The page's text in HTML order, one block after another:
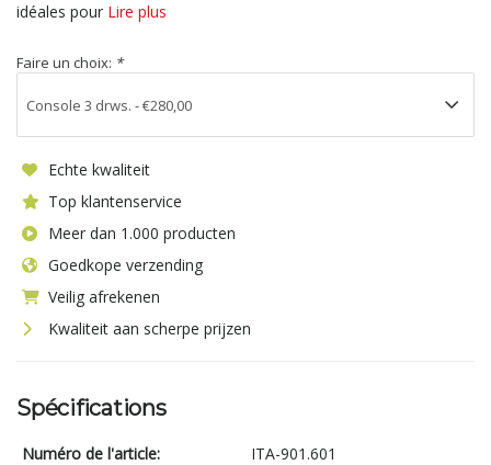
idéales pour Lire plus
Faire un choix: *
Echte kwaliteit
Top klantenservice
Meer dan 1.000 producten
Goedkope verzending
Veilig afrekenen
Kwaliteit aan scherpe prijzen
Spécifications
Numéro de l'article:
ITA-901.601